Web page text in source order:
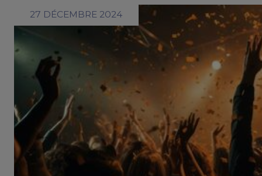
27 DÉCEMBRE 2024